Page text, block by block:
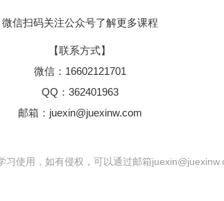
微信扫码关注公众号了解更多课程
【联系方式】
微信：16602121701
QQ：362401963
邮箱：juexin@juexinw.com
使用，如有侵权，可以通过邮箱